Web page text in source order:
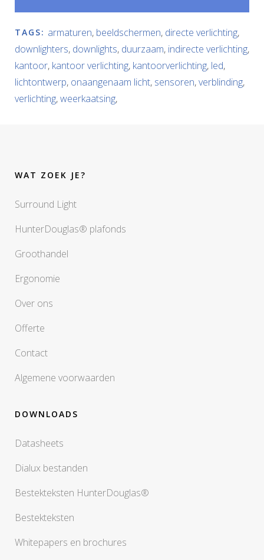
TAGS: armaturen, beeldschermen, directe verlichting,
downlighters, downlights, duurzaam, indirecte verlichting,
kantoor, kantoor verlichting, kantoorverlichting, led,
lichtontwerp, onaangenaam licht, sensoren,verblinding,
verlichting,weerkaatsing,
WAT ZOEK JE?
Surround Light
HunterDouglas® plafonds
Groothandel
Ergonomie
Over ons
Offerte
Contact
Algemene voorwaarden
DOWNLOADS
Datasheets
Dialux bestanden
Bestekteksten HunterDouglas®
Bestekteksten
Whitepapers en brochures